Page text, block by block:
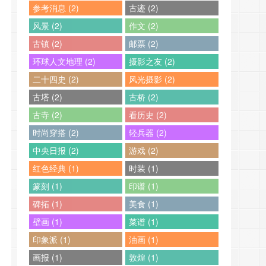
参考消息 (2)
古迹 (2)
风景 (2)
作文 (2)
古镇 (2)
邮票 (2)
环球人文地理 (2)
摄影之友 (2)
二十四史 (2)
风光摄影 (2)
古塔 (2)
古桥 (2)
古寺 (2)
看历史 (2)
时尚穿搭 (2)
轻兵器 (2)
中央日报 (2)
游戏 (2)
红色经典 (1)
时装 (1)
篆刻 (1)
印谱 (1)
碑拓 (1)
美食 (1)
壁画 (1)
菜谱 (1)
印象派 (1)
油画 (1)
画报 (1)
敦煌 (1)